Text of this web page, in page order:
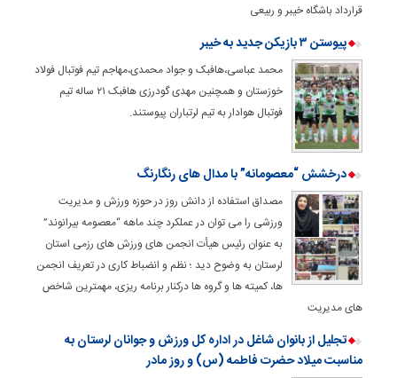
قرارداد باشگاه خیبر و ربیعی
پیوستن ۳ بازیکن جدید به خیبر
محمد عباسی،هافبک و جواد محمدی،مهاجم تیم فوتبال فولاد
خوزستان و همچنین مهدی گودرزی هافبک ۲۱ ساله تیم
فوتبال هوادار به تیم لرتباران پیوستند.
درخشش “معصومانه” با مدال های رنگارنگ
مصداق استفاده از دانش روز در حوزه ورزش و مدیریت
ورزشی را می توان در عملکرد چند ماهه “معصومه بیرانوند”
به عنوان رئیس هیأت انجمن های ورزش های رزمی استان
لرستان به وضوح دید ؛ نظم و انضباط کاری در تعریف انجمن
ها، کمیته ها و گروه ها درکنار برنامه ریزی، مهمترین شاخص
های مدیریت
تجلیل از بانوان شاغل در اداره کل ورزش و جوانان لرستان به
مناسبت میلاد حضرت فاطمه (س) و روز مادر